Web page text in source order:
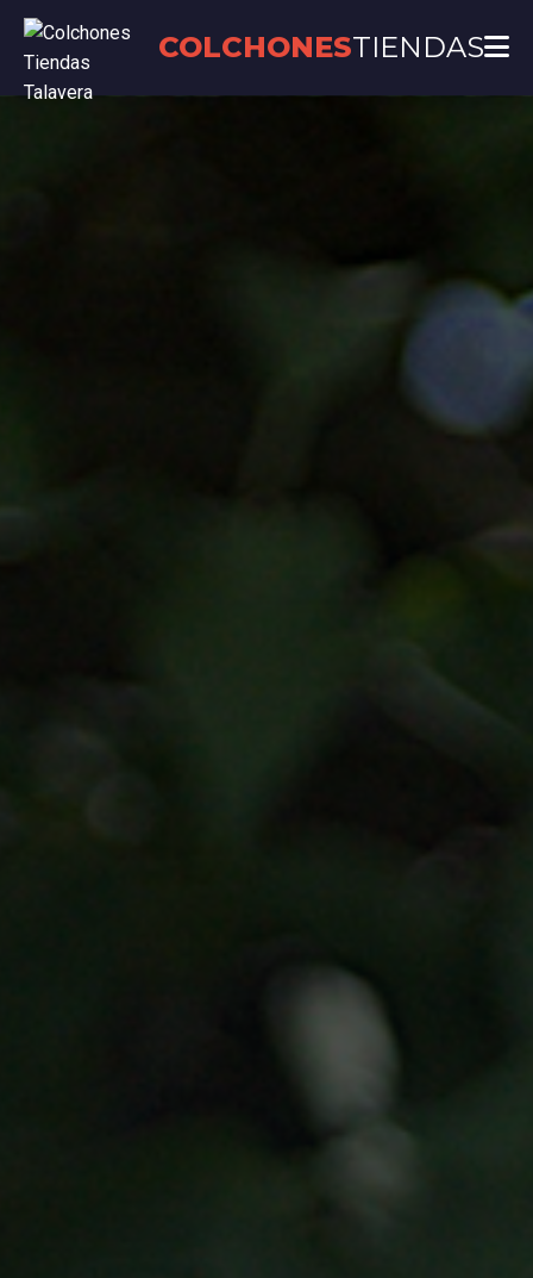
COLCHONESTIENDAS